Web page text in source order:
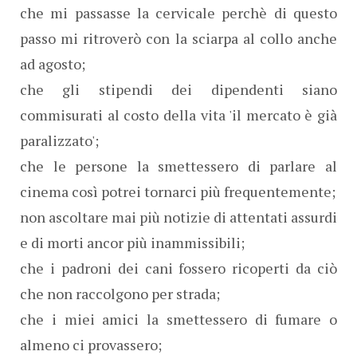
che mi passasse la cervicale perchè di questo
passo mi ritroverò con la sciarpa al collo anche
ad agosto;
che gli stipendi dei dipendenti siano
commisurati al costo della vita 'il mercato è già
paralizzato';
che le persone la smettessero di parlare al
cinema così potrei tornarci più frequentemente;
non ascoltare mai più notizie di attentati assurdi
e di morti ancor più inammissibili;
che i padroni dei cani fossero ricoperti da ciò
che non raccolgono per strada;
che i miei amici la smettessero di fumare o
almeno ci provassero;